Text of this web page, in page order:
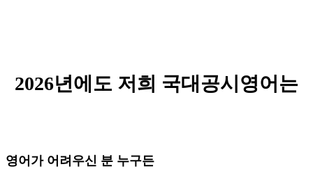
2026년에도 저희 국대공시영어는
영어가 어려우신 분 누구든